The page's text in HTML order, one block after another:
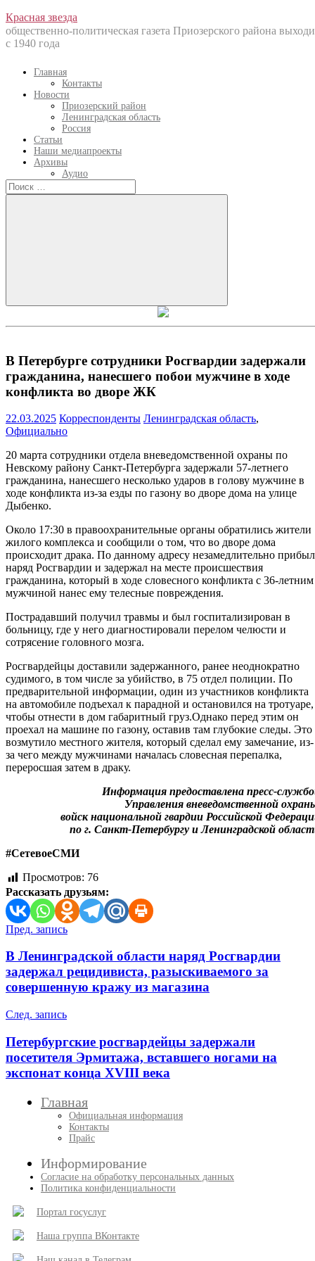
Перейти
к
содержанию
Красная звезда
общественно-политическая газета Приозерского района
с 1940 года
Главная
Контакты
Новости
Приозерский район
Ленинградская область
Россия
Статьи
Наши медиапроекты
Архивы
Аудио
Искать:
Искать
В Петербурге сотрудники Росгвардии задержали
гражданина, нанесшего побои мужчине в ходе
конфликта во дворе ЖК
22.03.2025 Корреспонденты Ленинградская область,
Официально
20 марта сотрудники отдела вневедомственной охраны по
Невскому району Санкт-Петербурга задержали 57-летнего
гражданина, нанесшего несколько ударов в голову мужчине в
ходе конфликта из-за езды по газону во дворе дома на улице
Дыбенко.
Около 17:30 в правоохранительные органы обратились жители
жилого комплекса и сообщили о том, что во дворе дома
происходит драка. По данному адресу незамедлительно прибыл
наряд Росгвардии и задержал на месте происшествия
гражданина, который в ходе словесного конфликта с 36-летним
мужчиной нанес ему телесные повреждения.
Пострадавший получил травмы и был госпитализирован в
больницу, где у него диагностировали перелом челюсти и
сотрясение головного мозга.
Росгвардейцы доставили задержанного, ранее неоднократно
судимого, в том числе за убийство, в 75 отдел полиции. По
предварительной информации, один из участников конфликта
на автомобиле подъехал к парадной и остановился на тротуаре,
чтобы отнести в дом габаритный груз.Однако перед этим он
проехал на машине по газону, оставив там глубокие следы. Это
возмутило местного жителя, который сделал ему замечание, из-
за чего между мужчинами началась словесная перепалка,
переросшая затем в драку.
Информация предоставлена пресс-
Управления вневедомственной
войск национальной гвардии Российской
по г. Санкт-Петербургу и Ленинградской
#СетевоеСМИ
Просмотров: 76
Рассказать друзьям:
Навигация
по
записям
Пред. запись
В Ленинградской области наряд Росгвардии
задержал рецидивиста, разыскиваемого за
совершенную кражу из магазина
След. запись
Петербургские росгвардейцы задержали
посетителя Эрмитажа, вставшего ногами на
экспонат конца XVIII века
Главная
Официальная информация
Контакты
Прайс
Информирование
Согласие на обработку персональных данных
Политика конфиденциальности
Портал госуслуг
Наша группа ВКонтакте